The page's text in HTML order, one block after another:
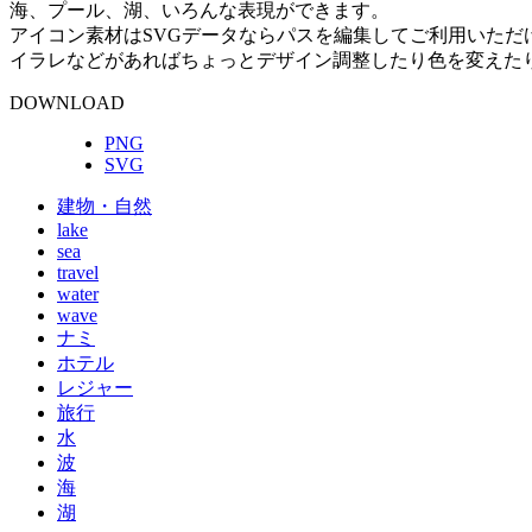
海、プール、湖、いろんな表現ができます。
アイコン素材はSVGデータならパスを編集してご利用いただ
イラレなどがあればちょっとデザイン調整したり色を変えた
DOWNLOAD
PNG
SVG
建物・自然
lake
sea
travel
water
wave
ナミ
ホテル
レジャー
旅行
水
波
海
湖